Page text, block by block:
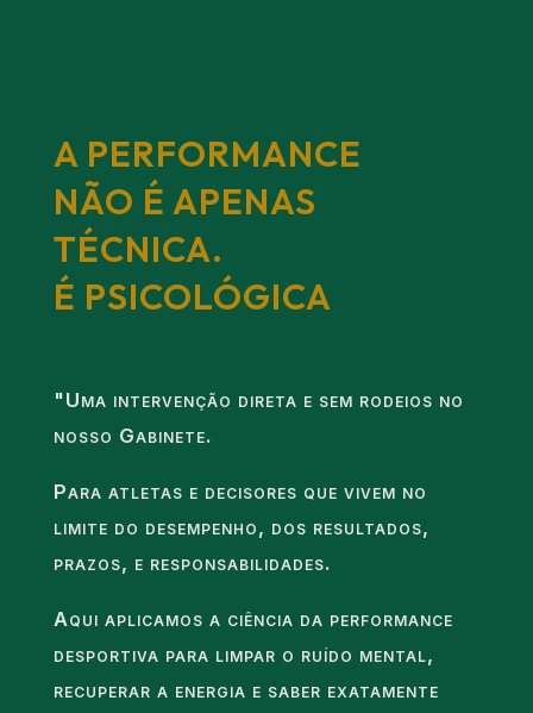
A PERFORMANCE
NÃO É APENAS
TÉCNICA.
É PSICOLÓGICA
"Uma intervenção direta e sem rodeios no
nosso Gabinete.
Para atletas e decisores que vivem no
limite do desempenho, dos resultados,
prazos, e responsabilidades.
Aqui aplicamos a ciência da performance
desportiva para limpar o ruído mental,
recuperar a energia e saber exatamente